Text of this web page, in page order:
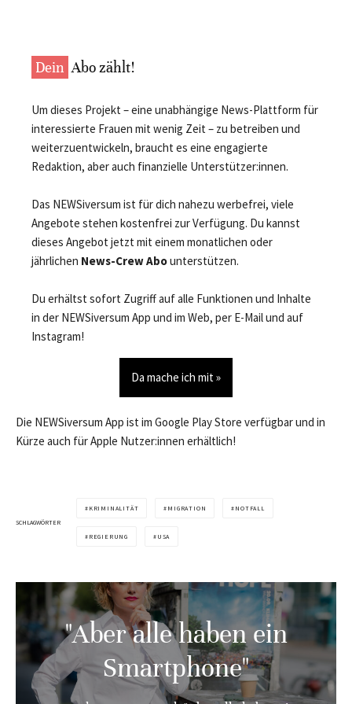
Dein Abo zählt!
Um dieses Projekt – eine unabhängige News-Plattform für
interessierte Frauen mit wenig Zeit – zu betreiben und
weiterzuentwickeln, braucht es eine engagierte
Redaktion, aber auch finanzielle Unterstützer:innen.
Das NEWSiversum ist für dich nahezu werbefrei, viele
Angebote stehen kostenfrei zur Verfügung. Du kannst
dieses Angebot jetzt mit einem monatlichen oder
jährlichen News-Crew Abounterstützen.
Du erhältst sofort Zugriff auf alle Funktionen und Inhalte
in der NEWSiversum App und im Web, per E-Mail und auf
Instagram!
Da mache ich mit »
Die NEWSiversum App ist im Google Play Store verfügbar und in
Kürze auch für Apple Nutzer:innen erhältlich!
SCHLAGWÖRTER
KRIMINALITÄT MIGRATION NOTFALL
REGIERUNG USA
"Aber alle haben ein
Smartphone"